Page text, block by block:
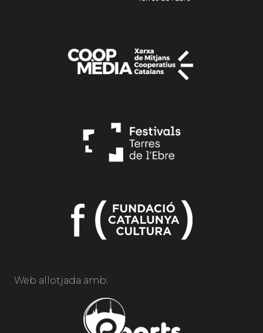
Web allotjada amb: